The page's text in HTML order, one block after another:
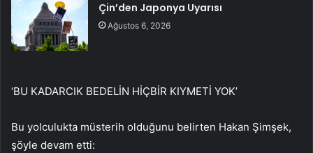
Çin’den Japonya Uyarısı
Ağustos 6, 2026
‘BU KADARCIK BEDELİN HİÇBİR KIYMETİ YOK’
Bu yolculukta müsterih olduğunu belirten Hakan Şimşek,
şöyle devam etti: